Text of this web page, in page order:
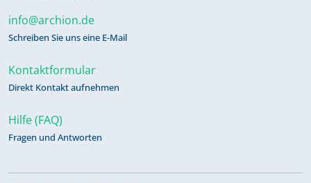
info@archion.de
Schreiben Sie uns eine E-Mail
Kontaktformular
Direkt Kontakt aufnehmen
Hilfe (FAQ)
Fragen und Antworten